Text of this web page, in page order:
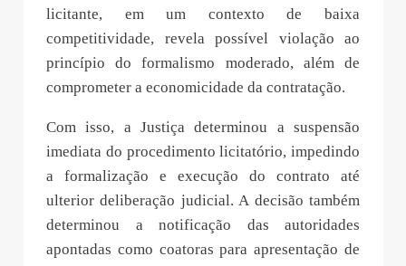
licitante, em um contexto de baixa
competitividade, revela possível violação ao
princípio do formalismo moderado, além de
comprometer a economicidade da contratação.
Com isso, a Justiça determinou a suspensão
imediata do procedimento licitatório, impedindo
a formalização e execução do contrato até
ulterior deliberação judicial. A decisão também
determinou a notificação das autoridades
apontadas como coatoras para apresentação de